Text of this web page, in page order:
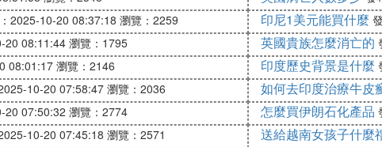
和魯菜見長，但麵食文化也頗有特色。雖然「排名第一
得推薦，供你參考：
鮮面一絕）
如黃魚面、鮑魚面）用料扎實，湯底鮮濃，本地人常去。
，環境較好。
2025-10-20 08:37:18 瀏覽：2259 印尼1美元能買什麼
20 08:11:44 瀏覽：1795 英國貴族怎麼消亡的
08:01:17 瀏覽：2146 印度歷史背景是什麼
10-20 07:58:47 瀏覽：2036 如何去印度治療牛皮
20 07:50:32 瀏覽：2774 怎麼買伊朗石化產品
10-20 07:45:18 瀏覽：2571 送給越南女孩子什麼